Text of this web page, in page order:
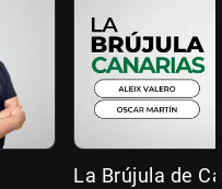
La Brújula de